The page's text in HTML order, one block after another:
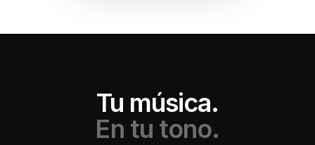
Tu música.
En tu tono.